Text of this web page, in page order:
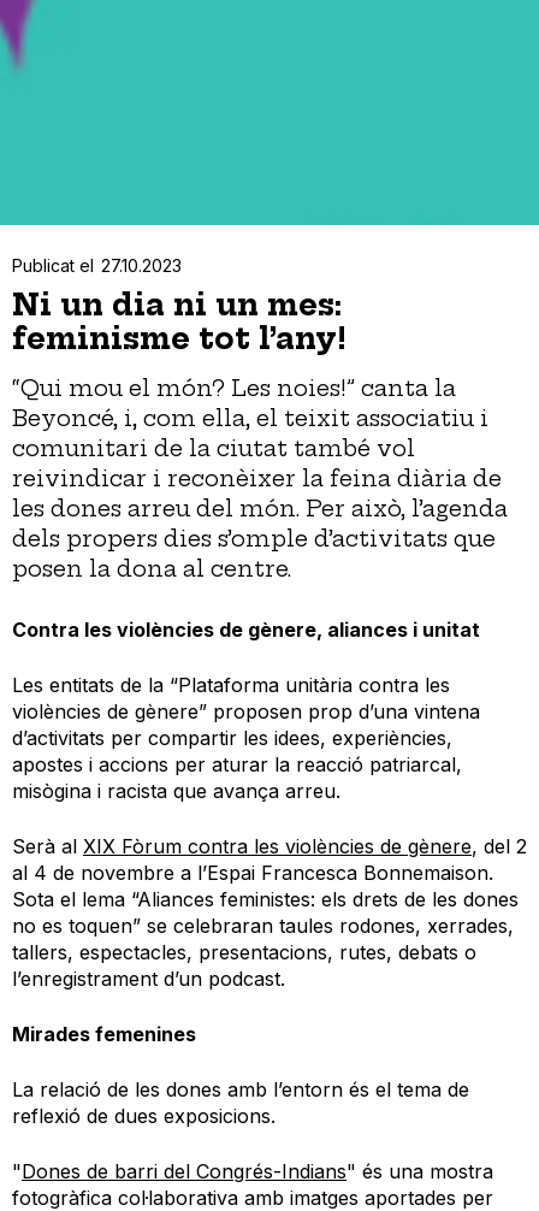
Publicat el 27.10.2023
Ni un dia ni un mes:
feminisme tot l’any!
“Qui mou el món? Les noies!” canta la
Beyoncé, i, com ella, el teixit associatiu i
comunitari de la ciutat també vol
reivindicar i reconèixer la feina diària de
les dones arreu del món. Per això, l’agenda
dels propers dies s’omple d’activitats que
posen la dona al centre.
Contra les violències de gènere, aliances i unitat
Les entitats de la “Plataforma unitària contra les
violències de gènere” proposen prop d’una vintena
d’activitats per compartir les idees, experiències,
apostes i accions per aturar la reacció patriarcal,
misògina i racista que avança arreu.
Serà al XIX Fòrum contra les violències de gènere, del 2
al 4 de novembre a l’Espai Francesca Bonnemaison.
Sota el lema “Aliances feministes: els drets de les dones
no es toquen” se celebraran taules rodones, xerrades,
tallers, espectacles, presentacions, rutes, debats o
l’enregistrament d’un podcast.
Mirades femenines
La relació de les dones amb l’entorn és el tema de
reflexió de dues exposicions.
"Dones de barri del Congrés-Indians" és una mostra
fotogràfica col·laborativa amb imatges aportades per